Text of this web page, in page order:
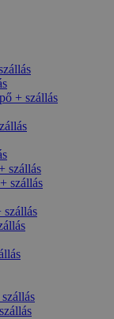
+ szállás
szállás
szállás
szállás